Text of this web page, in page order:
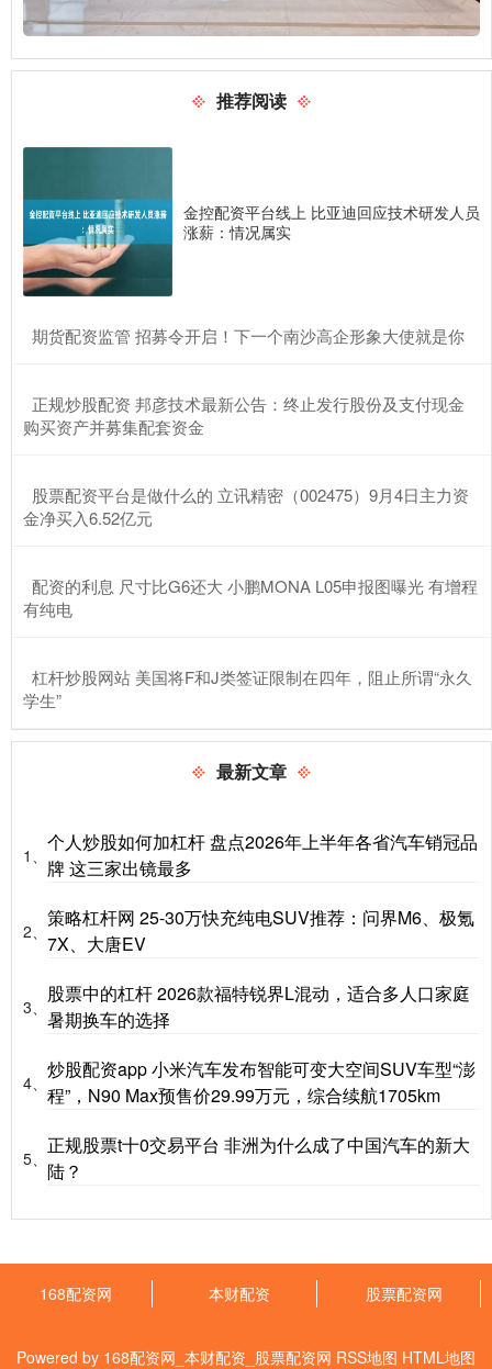
推荐阅读
金控配资平台线上 比亚迪回应技术研发人员
涨薪：情况属实
​期货配资监管 招募令开启！下一个南沙高企形象大使就是你
​正规炒股配资 邦彦技术最新公告：终止发行股份及支付现金
购买资产并募集配套资金
​股票配资平台是做什么的 立讯精密（002475）9月4日主力资
金净买入6.52亿元
​配资的利息 尺寸比G6还大 小鹏MONA L05申报图曝光 有增程
有纯电
​杠杆炒股网站 美国将F和J类签证限制在四年，阻止所谓“永久
学生”
最新文章
1、
个人炒股如何加杠杆 盘点2026年上半年各省汽车销冠品
牌 这三家出镜最多
2、
策略杠杆网 25-30万快充纯电SUV推荐：问界M6、极氪
7X、大唐EV
3、
股票中的杠杆 2026款福特锐界L混动，适合多人口家庭
暑期换车的选择
4、
炒股配资app 小米汽车发布智能可变大空间SUV车型“澎
程”，N90 Max预售价29.99万元，综合续航1705km
5、
正规股票t十0交易平台 非洲为什么成了中国汽车的新大
陆？
168配资网 本财配资 股票配资网
Powered by 168配资网_本财配资_股票配资网 RSS地图 HTML地图